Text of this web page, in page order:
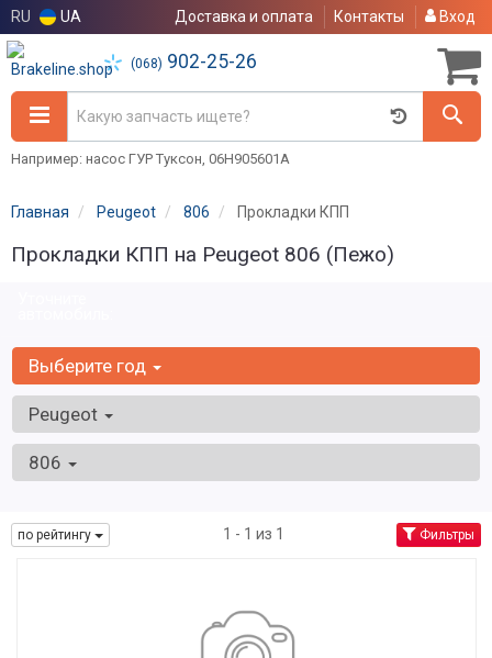
RU UA Доставка и оплата Контакты Вход
(068) 902-25-26
Например: насос ГУР Туксон, 06H905601A
Главная Peugeot 806 Прокладки КПП
Прокладки КПП на Peugeot 806 (Пежо)
Выберите год
Peugeot
806
по рейтингу 1 - 1 из 1 Фильтры